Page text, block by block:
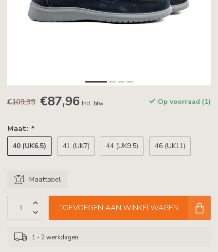
€109,95 €87,96 Incl. btw Op voorraad (1)
Maat: *
40 (UK6.5) 41 (UK7) 44 (UK9.5) 46 (UK11)
Maattabel
TOEVOEGEN AAN WINKELWAGEN
1 - 2 werkdagen